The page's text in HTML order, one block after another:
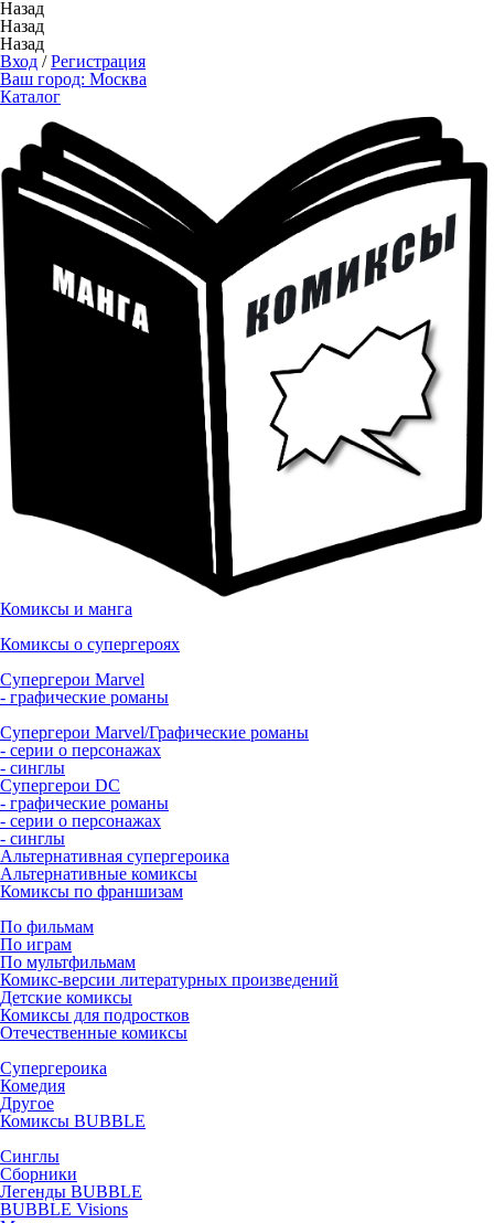
Назад
Назад
Назад
Вход /Регистрация
Ваш город: Москва
Каталог
Комиксы и манга
Комиксы о супергероях
Супергерои Marvel
- графические романы
Супергерои Marvel/Графические романы
- серии о персонажах
- синглы
Супергерои DC
- графические романы
- серии о персонажах
- синглы
Альтернативная супергероика
Альтернативные комиксы
Комиксы по франшизам
По фильмам
По играм
По мультфильмам
Комикс-версии литературных произведений
Детские комиксы
Комиксы для подростков
Отечественные комиксы
Супергероика
Комедия
Другое
Комиксы BUBBLE
Синглы
Сборники
Легенды BUBBLE
BUBBLE Visions